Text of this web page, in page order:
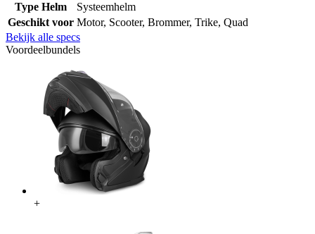
Type Helm
Systeemhelm
Geschikt voor Motor, Scooter, Brommer, Trike, Quad
Bekijk alle specs
Voordeelbundels
+